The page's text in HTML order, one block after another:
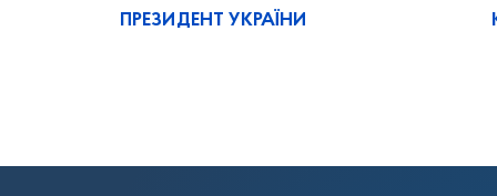
ПРЕЗИДЕНТ УКРАЇНИ